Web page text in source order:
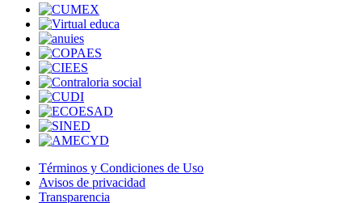
Términos y Condiciones de Uso
Avisos de privacidad
Transparencia